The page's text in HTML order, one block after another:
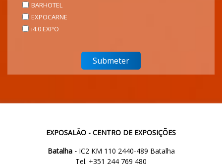
BARHOTEL
EXPOCARNE
i4.0 EXPO
EXPOSALÃO - CENTRO DE EXPOSIÇÕES
Batalha -IC2 KM 110 2440-489 Batalha
Tel. +351 244 769 480